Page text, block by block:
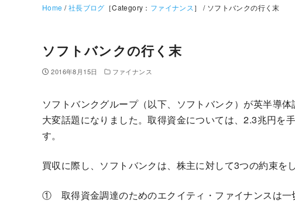
Home /社長ブログ ［Category： ファイナンス ］ / ソフトバンクの行く末
ソフトバンクの行く末
2016年8月15日 ファイナンス
ソフトバンクグループ（以下、ソフトバンク）が英半導
大変話題になりました。取得資金については、2.3兆円を
す。
買収に際し、ソフトバンクは、株主に対して3つの約束をし
① 取得資金調達のためのエクイティ・ファイナンスは一